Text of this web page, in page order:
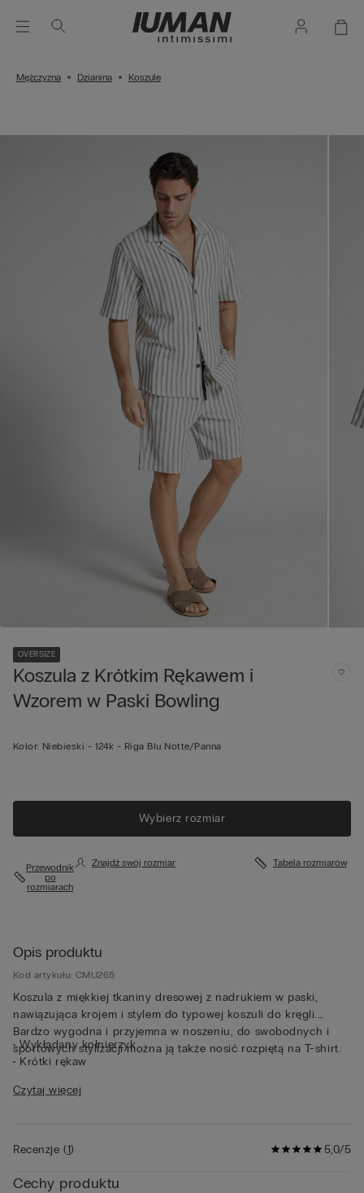
Mężczyzna Dzianina Koszule
OVERSIZE
Koszula z Krótkim Rękawem i
Wzorem w Paski Bowling
Kolor: Niebieski - 124k - Riga Blu Notte/panna
Wybierz rozmiar
Przewodnik
po
rozmiarach
Znajdź swój rozmiar Tabela rozmiarów
Opis produktu
Kod artykułu: CMU265
Koszula z miękkiej tkaniny dresowej z nadrukiem w paski,
nawiązująca krojem i stylem do typowej koszuli do kręgli.
Bardzo wygodna i przyjemna w noszeniu, do swobodnych i
sportowych stylizacji można ją także nosić rozpiętą na T-shirt.
• Wykładany kołnierzyk
• Krótki rękaw
• Model ma 185 cm wzrostu i ma na sobie rozmiar L
został wykonany z materiału tej samej jakości, ma ten sam krój i
Czytaj więcej
5,0/5
Recenzje(1)
Cechy produktu